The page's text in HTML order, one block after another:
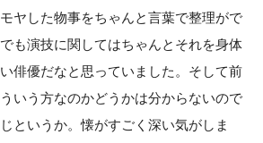
ヤした物事をちゃんと言葉で整理がで
も演技に関してはちゃんとそれを身体
俳優だなと思っていました。そして前
いう方なのかどうかは分からないので
というか。懐がすごく深い気がしま